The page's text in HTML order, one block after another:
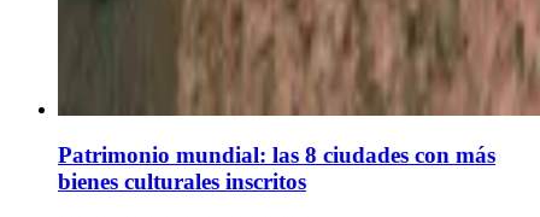
Patrimonio mundial: las 8 ciudades con más
bienes culturales inscritos